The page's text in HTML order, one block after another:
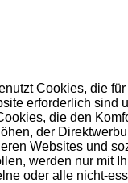
Cookies, die
erforderlich sind
die den
der
Websites und
werden nur mit
oder alle nicht-